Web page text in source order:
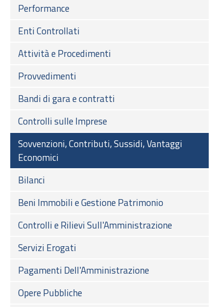
Performance
Enti Controllati
Attività e Procedimenti
Provvedimenti
Bandi di gara e contratti
Controlli sulle Imprese
Sovvenzioni, Contributi, Sussidi, Vantaggi
Economici
Bilanci
Beni Immobili e Gestione Patrimonio
Controlli e Rilievi Sull'Amministrazione
Servizi Erogati
Pagamenti Dell'Amministrazione
Opere Pubbliche